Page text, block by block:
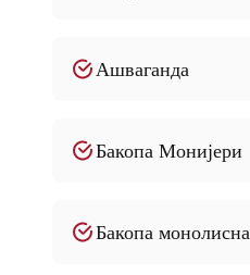
Ашваганда
Бакопа Монијери
Бакопа монолисна